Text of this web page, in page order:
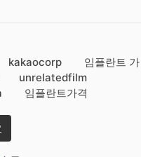
kakaocorp
임플란트 가
unrelatedfilm
임플란트가격